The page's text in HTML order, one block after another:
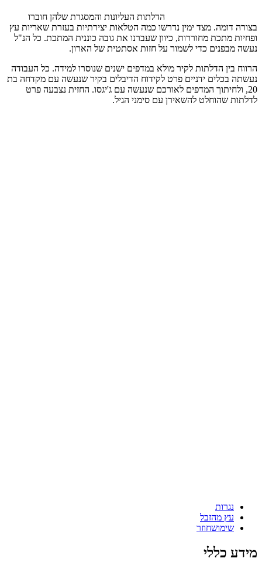
הדלתות העליונות והמסגרת שלהן חוברו
בצורה דומה. מצד ימין נדרשו כמה הטלאות יצירתיות בעזרת שאריות עץ
ופחיות מתכת מחוררות, כיוון שעברנו את גובה כוננית המתכת. כל הנ"ל
נעשה מבפנים כדי לשמור על חזות אסתטית של הארון.
הרווח בין הדלתות לקיר מולא במדפים ישנים שנוסרו למידה. כל העבודה
נעשתה בכלים ידניים פרט לקידוח הדיבלים בקיר שנעשה עם מקדחה בת
20, ולחיתוך המדפים לאורכם שנעשה עם ג'יגסו. החזית נצבעה פרט
לדלתות שהוחלט להשאירן עם סימני הגיל.
נגרות
עץ מהזבל
שימושחוזר
מידע כללי